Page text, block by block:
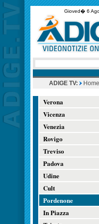
Gioved� 6
ADIGE TV:
Verona
Vicenza
Venezia
Rovigo
Treviso
Padova
Udine
Cult
Pordenone
In Piazza